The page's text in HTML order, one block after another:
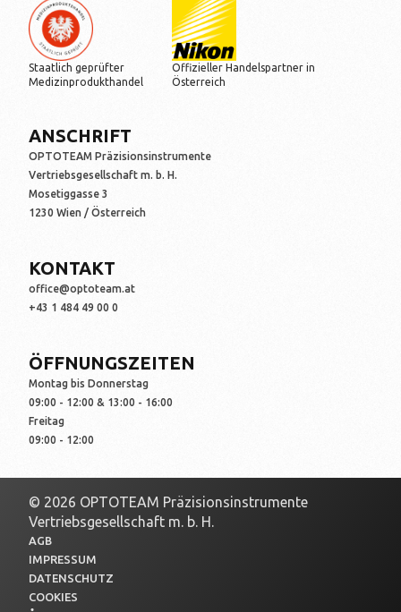
Staatlich geprüfter
Medizinprodukthandel
Offizieller Handelspartner in
Österreich
ANSCHRIFT
OPTOTEAM Präzisionsinstrumente
Vertriebsgesellschaft m. b. H.
Mosetiggasse 3
1230 Wien / Österreich
KONTAKT
office@optoteam.at
+43 1 484 49 00 0
ÖFFNUNGSZEITEN
Montag bis Donnerstag
09:00 - 12:00 & 13:00 - 16:00
Freitag
09:00 - 12:00
© 2026 OPTOTEAM Präzisionsinstrumente
Vertriebsgesellschaft m. b. H.
AGB
IMPRESSUM
DATENSCHUTZ
COOKIES